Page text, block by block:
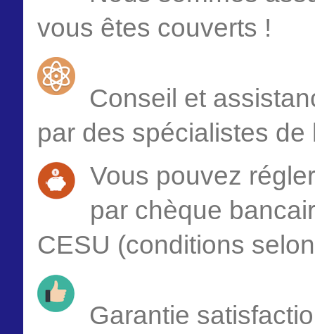
vous êtes couverts !
Conseil et
par des spécialistes de
Vous pouvez
par chèque
CESU (conditions
Garantie